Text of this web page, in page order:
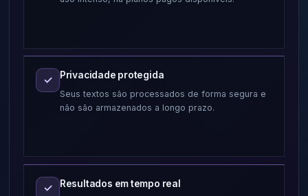
✓ Privacidade protegida
Seus textos são processados de forma segura e
não são armazenados a longo prazo.
✓ Resultados em tempo real